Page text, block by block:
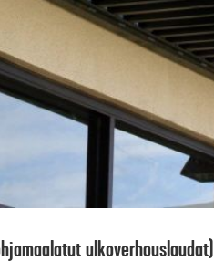
ulkoverhouslaudat)